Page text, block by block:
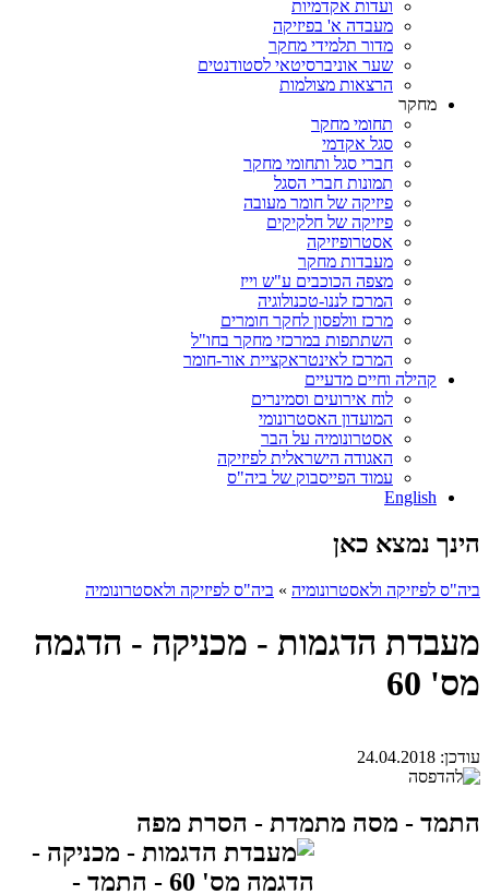
ועדות אקדמיות
מעבדה א' בפיזיקה
מדור תלמידי מחקר
שער אוניברסיטאי לסטודנטים
הרצאות מצולמות
מחקר
תחומי מחקר
סגל אקדמי
חברי סגל ותחומי מחקר
תמונות חברי הסגל
פיזיקה של חומר מעובה
פיזיקה של חלקיקים
אסטרופיזיקה
מעבדות מחקר
מצפה הכוכבים ע"ש וייז
המרכז לננו-טכנולוגיה
מרכז וולפסון לחקר חומרים
השתתפות במרכזי מחקר בחו"ל
המרכז לאינטראקציית אור-חומר
קהילה וחיים מדעיים
לוח אירועים וסמינרים
המועדון האסטרונומי
אסטרונומיה על הבר
האגודה הישראלית לפיזיקה
עמוד הפייסבוק של ביה"ס
English
הינך נמצא כאן
ביה"ס לפיזיקה ולאסטרונומיה » ביה"ס לפיזיקה ולאסטרונומיה
מעבדת הדגמות - מכניקה - הדגמה
מס' 60
עודכן: 24.04.2018
התמד - מסה מתמדת - הסרת מפה